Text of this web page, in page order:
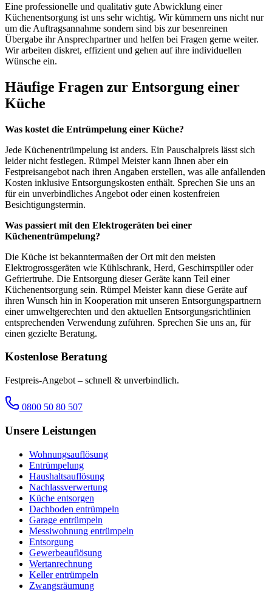
Eine professionelle und qualitativ gute Abwicklung einer
Küchenentsorgung ist uns sehr wichtig. Wir kümmern uns nicht nur
um die Auftragsannahme sondern sind bis zur besenreinen
Übergabe ihr Ansprechpartner und helfen bei Fragen gerne weiter.
Wir arbeiten diskret, effizient und gehen auf ihre individuellen
Wünsche ein.
Häufige Fragen zur Entsorgung einer
Küche
Was kostet die Entrümpelung einer Küche?
Jede Küchenentrümpelung ist anders. Ein Pauschalpreis lässt sich
leider nicht festlegen. Rümpel Meister kann Ihnen aber ein
Festpreisangebot nach ihren Angaben erstellen, was alle anfallenden
Kosten inklusive Entsorgungskosten enthält. Sprechen Sie uns an
für ein unverbindliches Angebot oder einen kostenfreien
Besichtigungstermin.
Was passiert mit den Elektrogeräten bei einer
Küchenentrümpelung?
Die Küche ist bekanntermaßen der Ort mit den meisten
Elektrogrossgeräten wie Kühlschrank, Herd, Geschirrspüler oder
Gefriertruhe. Die Entsorgung dieser Geräte kann Teil einer
Küchenentsorgung sein. Rümpel Meister kann diese Geräte auf
ihren Wunsch hin in Kooperation mit unseren Entsorgungspartnern
einer umweltgerechten und den aktuellen Entsorgungsrichtlinien
entsprechenden Verwendung zuführen. Sprechen Sie uns an, für
einen gezielte Beratung.
Kostenlose Beratung
Festpreis-Angebot – schnell & unverbindlich.
0800 50 80 507
Unsere Leistungen
Wohnungsauflösung
Entrümpelung
Haushaltsauflösung
Nachlassverwertung
Küche entsorgen
Dachboden entrümpeln
Garage entrümpeln
Messiwohnung entrümpeln
Entsorgung
Gewerbeauflösung
Wertanrechnung
Keller entrümpeln
Zwangsräumung